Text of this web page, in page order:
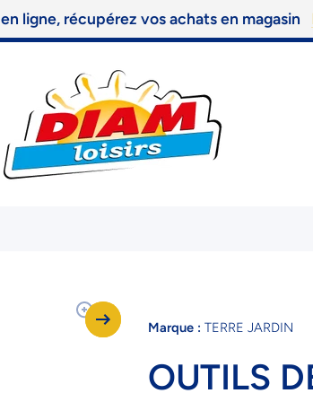
ligne, récupérez vos achats en magasin
Marque : TERRE JARDIN
OUTILS